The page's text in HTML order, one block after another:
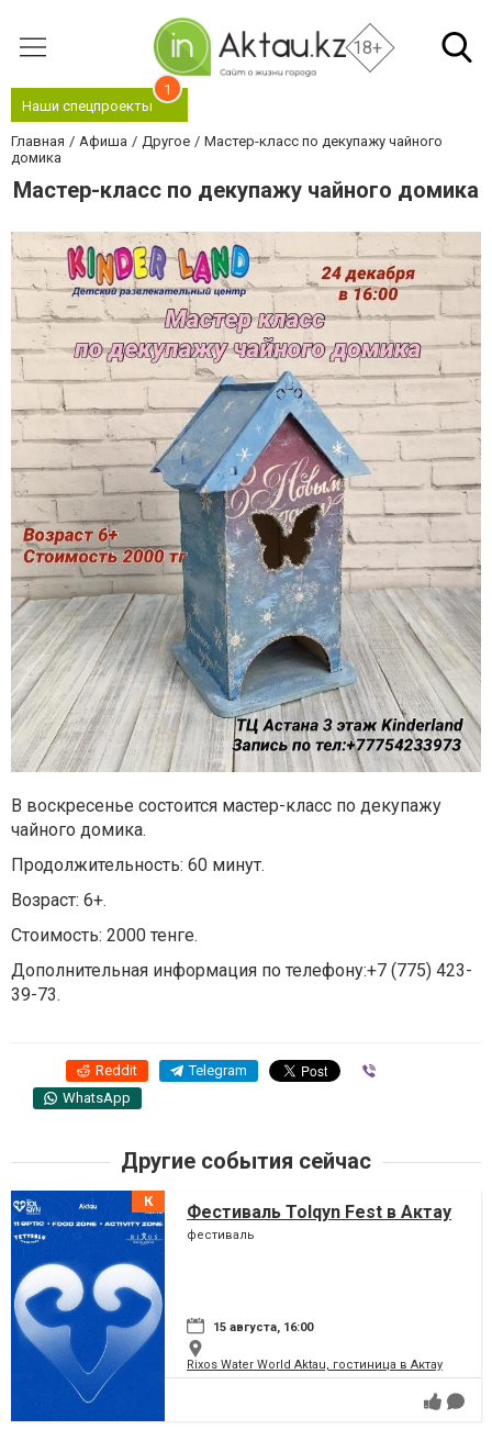
18+
Наши спецпроекты
1
Главная Афиша Другое
Мастер-класс по декупажу чайного
домика
Мастер-класс по декупажу чайного домика
В воскресенье состоится мастер-класс по декупажу
чайного домика.
Продолжительность: 60 минут.
Возраст: 6+.
Стоимость: 2000 тенге.
Дополнительная информация по телефону:+7 (775) 423-
39-73.
Reddit Telegram
WhatsApp
Другие события сейчас
Фестиваль Tolqyn Fest в Актау
фестиваль
15 августа, 16:00
Rixos Water World Aktau, гостиница в Актау